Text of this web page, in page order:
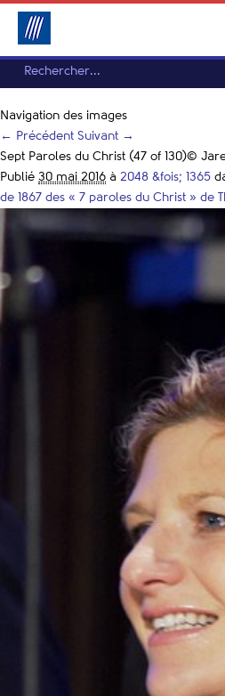
Navigation des images
← Précédent Suivant →
Sept Paroles du Christ (47 of 130)©
Publié 30 mai 2016 à 2048 &fois; 1365
de 1867 des « 7 paroles du Christ » de